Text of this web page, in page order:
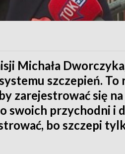
Michała
szczepień. To
zarejestrować się na
swoich przychodni i
bo szczepi